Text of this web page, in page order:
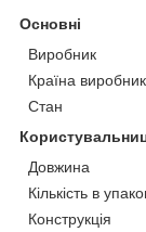
Основні
Виробник
Країна виробник
Стан
Довжина
Кількість в
Конструкція